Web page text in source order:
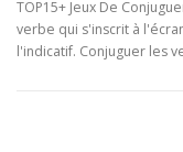
TOP15+ Jeux De
verbe qui s'inscrit à
l'indicatif. Conjuguer les